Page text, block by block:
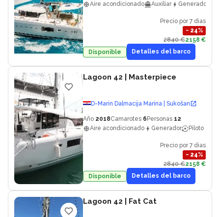
Aire acondicionado
Auxiliar Generador
Precio por 7 dias
− 24%
2840 €2158 €
Disponible
Detalles del barco
Lagoon 42 | Masterpiece
D-Marin Dalmacija Marina | Sukošan
Año 2018Camarotes 6 Personas 12
Aire acondicionado
Generador Piloto
Precio por 7 dias
− 24%
2840 €2158 €
Disponible
Detalles del barco
Lagoon 42 | Fat Cat